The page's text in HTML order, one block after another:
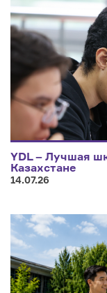
YDL – Лучшая
Казахстане
14.07.26